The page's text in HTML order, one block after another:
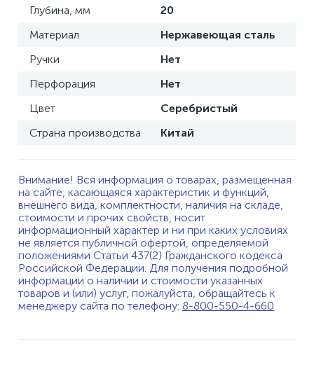
Глубина, мм
20
Материал
Нержавеющая сталь
Ручки
Нет
Перфорация
Нет
Цвет
Серебристый
Страна производства
Китай
Внимание! Вся информация о товарах, размещенная
на сайте, касающаяся характеристик и функций,
внешнего вида, комплектности, наличия на складе,
стоимости и прочих свойств, носит
информационный характер и ни при каких условиях
не является публичной офертой, определяемой
положениями Статьи 437(2) Гражданского кодекса
Российской Федерации. Для получения подробной
информации о наличии и стоимости указанных
товаров и (или) услуг, пожалуйста, обращайтесь к
менеджеру сайта по телефону: 8-800-550-4-660